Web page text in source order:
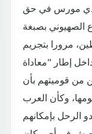
مورس في حق
الصهيوني بصبغة
مرورا بتجريم
إطار "معاداة
من قوميتهم بأن
وكأن العرب
الرحل بإمكانهم